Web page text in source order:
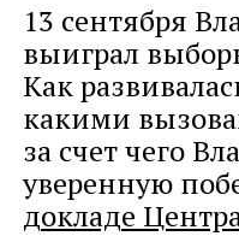
13 сентября
выиграл
Как
какими
за счет чего
уверенную
докладе